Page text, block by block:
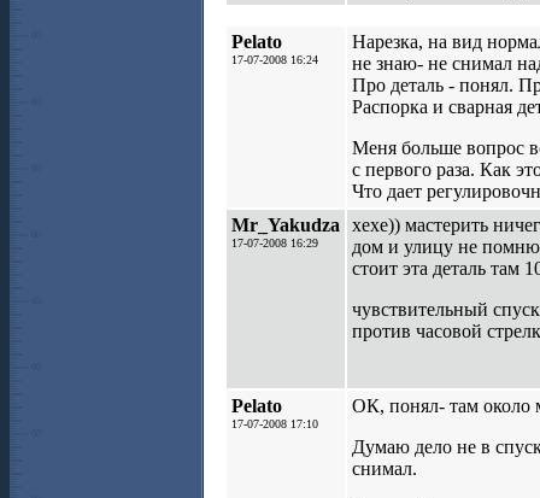
Pelato
17-07-2008 16:24
Нарезка, на вид
не знаю- не снимал
Про деталь - понял.
Распорка и сварная
Меня больше вопрос
с первого раза. Как
Что дает
Mr_Yakudza
17-07-2008 16:29
хехе)) мастерить
дом и улицу не
стоит эта деталь там
чувствительный
против часовой
Pelato
17-07-2008 17:10
ОК, понял- там около
Думаю дело не в
снимал.